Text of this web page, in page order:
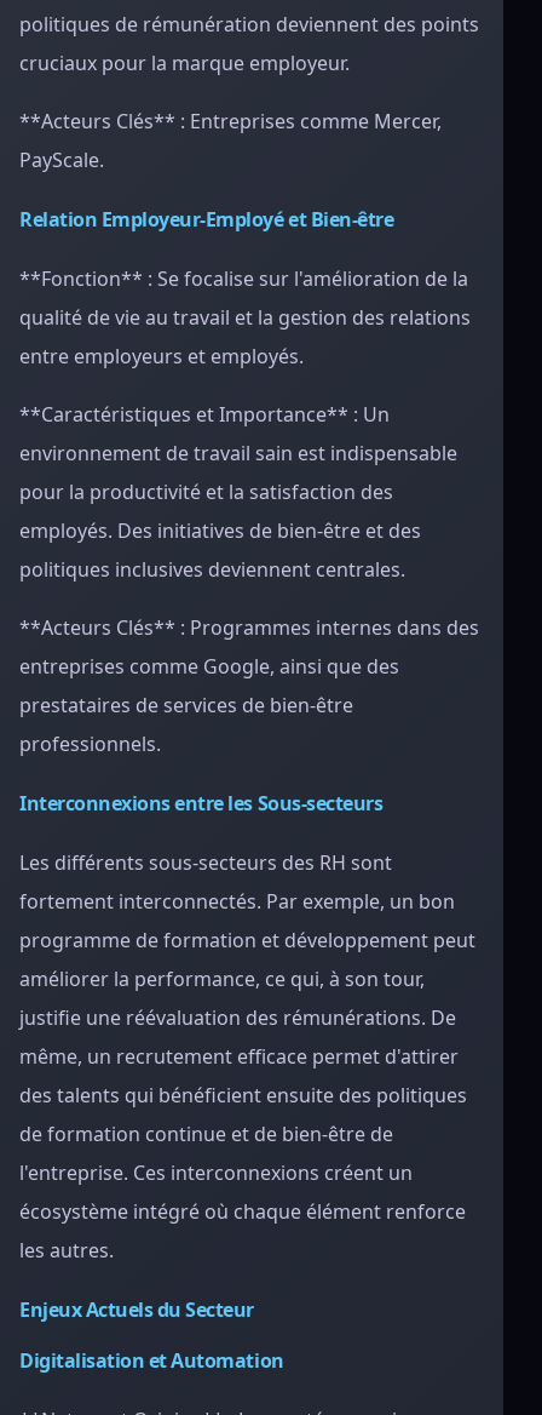
politiques de rémunération deviennent des points
cruciaux pour la marque employeur.
**Acteurs Clés** : Entreprises comme Mercer,
PayScale.
Relation Employeur-Employé et Bien-être
**Fonction** : Se focalise sur l'amélioration de la
qualité de vie au travail et la gestion des relations
entre employeurs et employés.
**Caractéristiques et Importance** : Un
environnement de travail sain est indispensable
pour la productivité et la satisfaction des
employés. Des initiatives de bien-être et des
politiques inclusives deviennent centrales.
**Acteurs Clés** : Programmes internes dans des
entreprises comme Google, ainsi que des
prestataires de services de bien-être
professionnels.
Interconnexions entre les Sous-secteurs
Les différents sous-secteurs des RH sont
fortement interconnectés. Par exemple, un bon
programme de formation et développement peut
améliorer la performance, ce qui, à son tour,
justifie une réévaluation des rémunérations. De
même, un recrutement efficace permet d'attirer
des talents qui bénéficient ensuite des politiques
de formation continue et de bien-être de
l'entreprise. Ces interconnexions créent un
écosystème intégré où chaque élément renforce
les autres.
Enjeux Actuels du Secteur
Digitalisation et Automation